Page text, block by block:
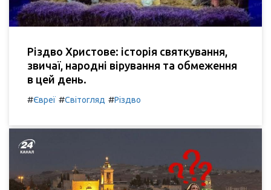
Різдво Христове: історія святкування,
звичаї, народні вірування та обмеження
в цей день.
#Євреї #Світогляд #Різдво